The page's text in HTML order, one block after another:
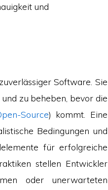
und
Software. Sie
zu beheben, bevor die
Source) kommt. Eine
Bedingungen und
für erfolgreiche
stellen Entwickler
oder unerwarteten